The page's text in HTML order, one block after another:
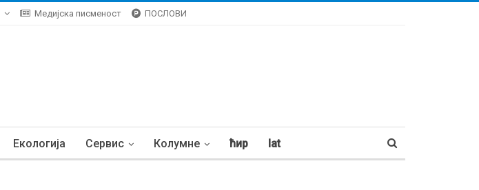
Медијска писменост ПОСЛОВИ
Екологија Сервис Колумне ћир lat